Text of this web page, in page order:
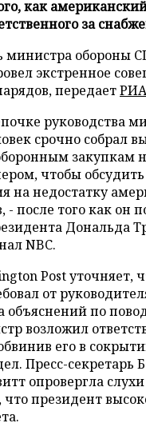
как
за
министра обороны
экстренное
передает
руководства
срочно собрал
закупкам
чтобы
на недостатку
- после того как он
Дональда
NBC.
Post уточняет,
от
объяснений по
возложил
его в
Пресс-секретарь
опровергла
президент